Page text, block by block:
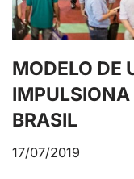
MODELO DE
BRASIL
17/07/2019